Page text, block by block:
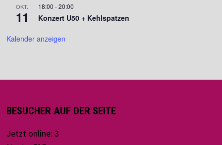
OKT.
11
18:00 -20:00
Konzert U50 + Kehlspatzen
Kalender anzeigen
BESUCHER AUF DER SEITE
Jetzt online: 3